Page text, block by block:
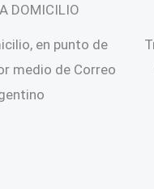
DOMICILIO
en punto de
medio de Correo